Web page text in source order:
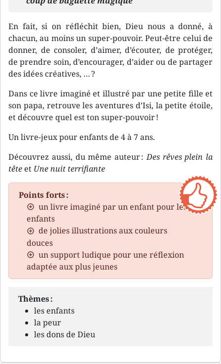
En fait, si on réfléchit bien, Dieu nous a donné, à
chacun, au moins un super-pouvoir. Peut-être celui de
donner, de consoler, d’aimer, d’écouter, de protéger,
de prendre soin, d’encourager, d’aider ou de partager
des idées créatives, … ?
Dans ce livre imaginé et illustré par une petite fille et
son papa, retrouve les aventures d’Isi, la petite étoile,
et découvre quel est ton super-pouvoir !
Un livre-jeux pour enfants de 4 à 7 ans.
Découvrez aussi, du même auteur :Des rêves plein la
têteet Une nuit terrifiante
Points forts :
un livre imaginé par un enfant pour les
enfants
de jolies illustrations aux couleurs
douces
un support ludique pour une réflexion
adaptée aux plus jeunes
Thèmes :
les enfants
la peur
les dons de Dieu